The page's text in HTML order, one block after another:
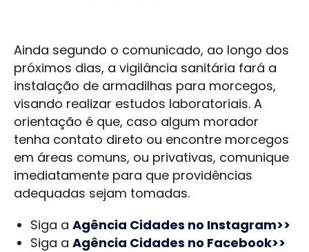
Ainda segundo o comunicado, ao longo dos
próximos dias, a vigilância sanitária fará a
instalação de armadilhas para morcegos,
visando realizar estudos laboratoriais. A
orientação é que, caso algum morador
tenha contato direto ou encontre morcegos
em áreas comuns, ou privativas, comunique
imediatamente para que providências
adequadas sejam tomadas.
Siga a Agência Cidades no Instagram>>
Siga a Agência Cidades no Facebook>>